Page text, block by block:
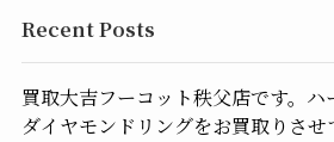
Recent Posts
買取大吉フーコット秩父店です。ハ
ダイヤモンドリングをお買取りさせ